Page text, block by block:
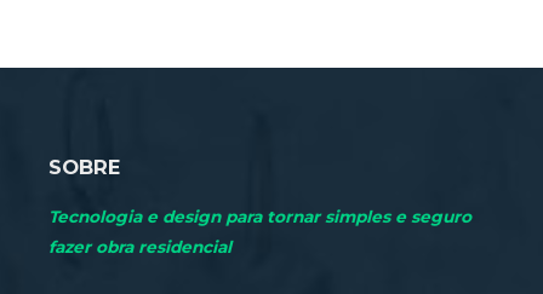
SOBRE
Tecnologia e design para tornar simples e seguro
fazer obra residencial